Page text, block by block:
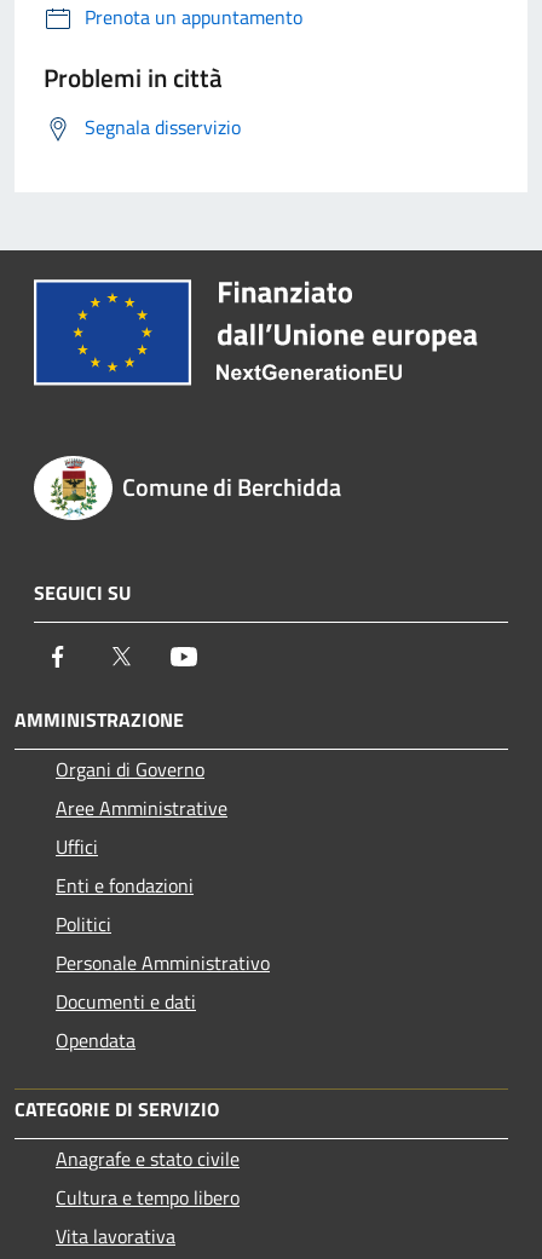
Prenota un appuntamento
Problemi in città
Segnala disservizio
Comune di Berchidda
SEGUICI SU
Facebook Twitter
AMMINISTRAZIONE
Organi di Governo
Aree Amministrative
Uffici
Enti e fondazioni
Politici
Personale Amministrativo
Documenti e dati
Opendata
CATEGORIE DI SERVIZIO
Anagrafe e stato civile
Cultura e tempo libero
Vita lavorativa